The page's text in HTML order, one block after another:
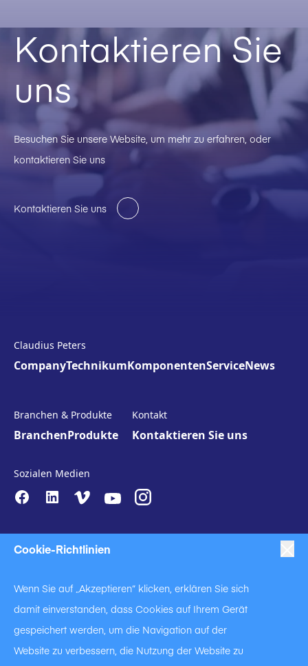
Cookie-Richtlinien
Wenn Sie auf „Akzeptieren“ klicken, erklären Sie sich
damit einverstanden, dass Cookies auf Ihrem Gerät
gespeichert werden, um die Navigation auf der
Website zu verbessern, die Nutzung der Website zu
Kontaktieren Sie
uns
Besuchen Sie unsere Website, um mehr zu erfahren, oder
kontaktieren Sie uns
Kontaktieren Sie uns
Claudius Peters
CompanyTechnikumKomponentenServiceNews
Branchen & Produkte
BranchenProdukte
Kontakt
Kontaktieren Sie uns
Sozialen Medien
Code of Business Conduct |
Anti Slavery and Human Trafficking Statement | Cookie Policy